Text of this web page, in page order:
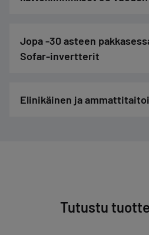
Jopa -30 asteen
Sofar-invertterit
Elinikäinen ja
Tutustu